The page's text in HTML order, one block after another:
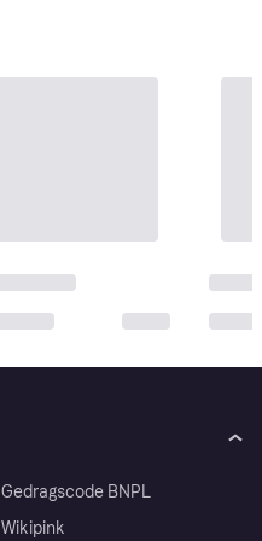
Gedragscode BNPL
Wikipink